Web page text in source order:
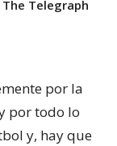
Telegraph
por la
por todo lo
y, hay que